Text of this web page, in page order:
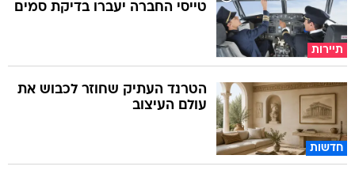
תיירות
טייסי החברה יעברו בדיקת סמים
חדשות
הטרנד העתיק שחוזר לכבוש את
עולם העיצוב